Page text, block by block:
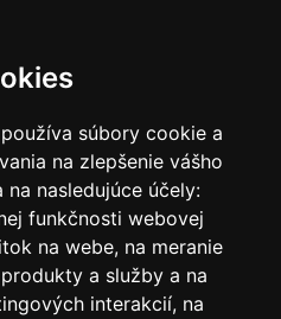
súbory cookie a
na zlepšenie vášho
nasledujúce účely:
funkčnosti webovej
na webe, na meranie
a služby a na
interakcií, na